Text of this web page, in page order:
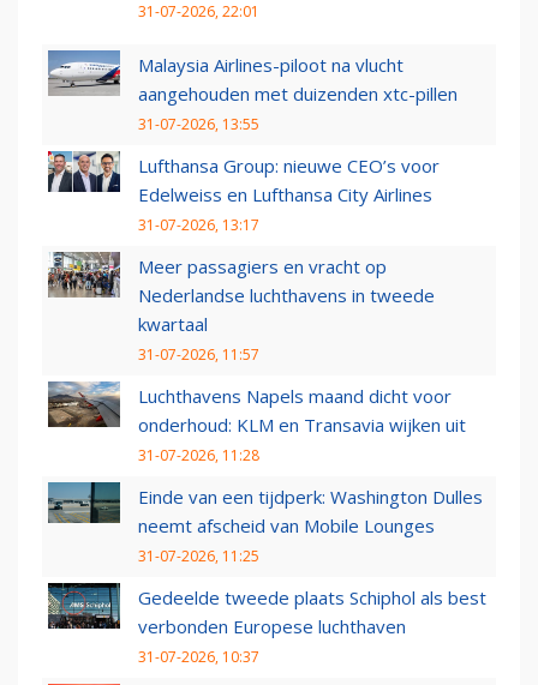
31-07-2026, 22:01
Malaysia Airlines-piloot na vlucht
aangehouden met duizenden xtc-pillen
31-07-2026, 13:55
Lufthansa Group: nieuwe CEO’s voor
Edelweiss en Lufthansa City Airlines
31-07-2026, 13:17
Meer passagiers en vracht op
Nederlandse luchthavens in tweede
kwartaal
31-07-2026, 11:57
Luchthavens Napels maand dicht voor
onderhoud: KLM en Transavia wijken uit
31-07-2026, 11:28
Einde van een tijdperk: Washington Dulles
neemt afscheid van Mobile Lounges
31-07-2026, 11:25
Gedeelde tweede plaats Schiphol als best
verbonden Europese luchthaven
31-07-2026, 10:37